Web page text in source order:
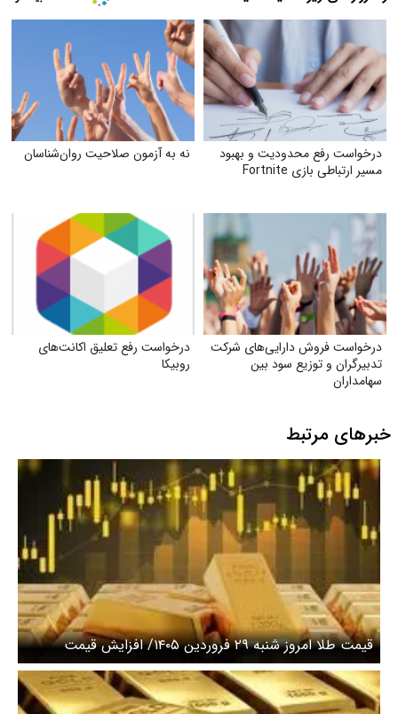
درخواست رفع محدودیت و بهبود
مسیر ارتباطی بازی Fortnite
نه به آزمون صلاحیت روان‌شناسان
درخواست فروش دارایی‌های شرکت
تدبیرگران و توزیع سود بین
سهامداران
درخواست رفع تعلیق اکانت‌های
روبیکا
خبرهای مرتبط
قیمت طلا امروز شنبه ۲۹ فروردین ۱۴۰۵/ افزایش قیمت